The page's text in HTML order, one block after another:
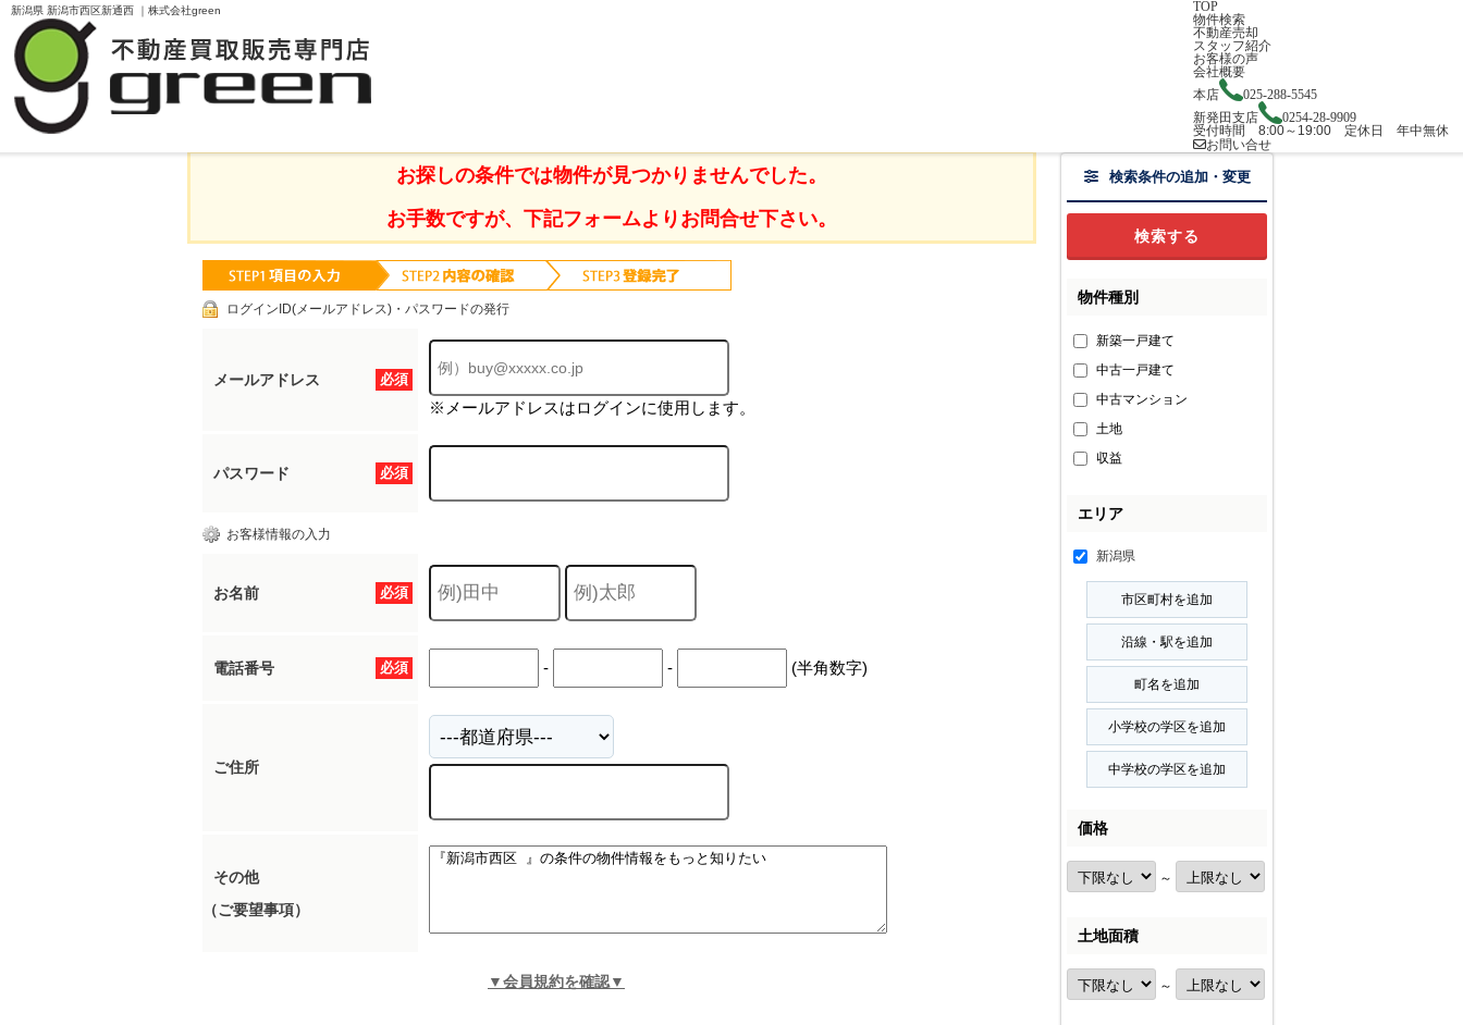
新潟県 新潟市西区新通西 ｜株式会社green
TOP
物件検索
不動産売却
スタッフ紹介
お客様の声
会社概要
本店
025-288-5545
新発田支店
0254-28-9909
受付時間 8:00～19:00 定休日 年中無休
お問い合せ
お探しの条件では物件が見つかりませんでした。
お手数ですが、下記フォームよりお問合せ下さい。
ログインID(メールアドレス)・パスワードの発行
必須
メールアドレス
※メールアドレスはログインに使用します。
必須
パスワード
お客様情報の入力
必須
お名前
必須
電話番号 - - (半角数字)
ご住所
その他
（ご要望事項）
▼会員規約を確認▼
検索条件の追加・変更
物件種別
新築一戸建て
中古一戸建て
中古マンション
土地
収益
エリア
新潟県
価格
～
土地面積
～